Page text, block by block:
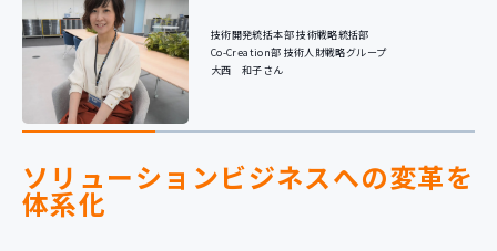
技術開発統括本部 技術戦略統括部
Co-Creation部 技術人財戦略グループ
大西 和子さん
ソリューションビジネスへの変革を
体系化